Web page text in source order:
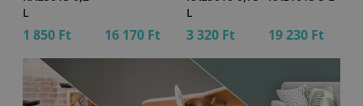
L
1 850 Ft 16 170 Ft
L
3 320 Ft 19 230 Ft